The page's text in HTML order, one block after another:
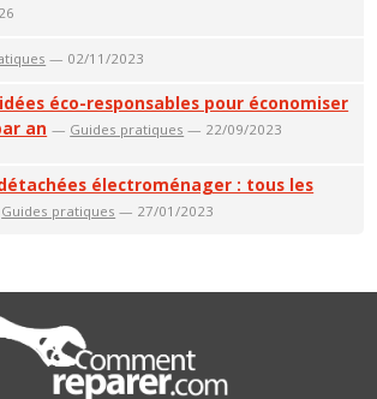
— 02/11/2023
idées éco-responsables pour économiser
an — Guides pratiques — 22/09/2023
électroménager : tous les
Guides pratiques — 27/01/2023